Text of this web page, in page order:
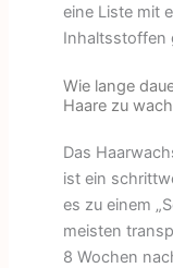
eine Liste mit
Inhaltsstoffen
Wie lange
Haare zu
Das
ist ein
es zu einem
meisten
8 Wochen